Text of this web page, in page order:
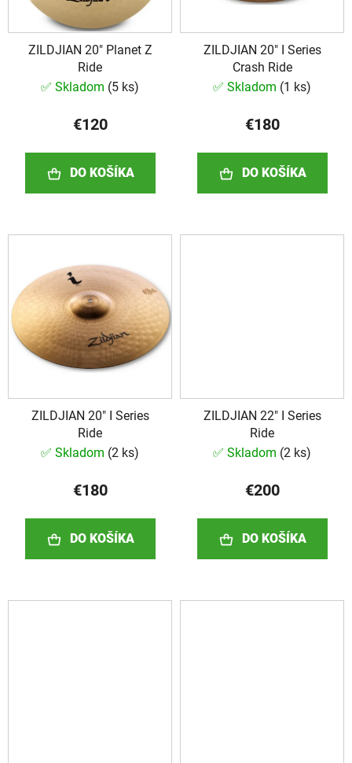
o
d
ZILDJIAN 20" Planet Z
Ride
✅ Skladom (5 ks)
€120
DO KOŠÍKA
ZILDJIAN 20" I Series
Crash Ride
✅ Skladom (1 ks)
€180
DO KOŠÍKA
ZILDJIAN 20" I Series
Ride
✅ Skladom (2 ks)
€180
DO KOŠÍKA
ZILDJIAN 22" I Series
Ride
✅ Skladom (2 ks)
€200
DO KOŠÍKA